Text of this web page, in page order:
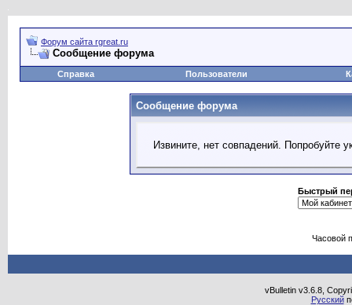
Форум сайта rgreat.ru
Сообщение форума
Справка Пользователи
Сообщение форума
Извините, нет совпадений. Попробуйте
Быстрый
Часовой
vBulletin v3.6.8,
Русский